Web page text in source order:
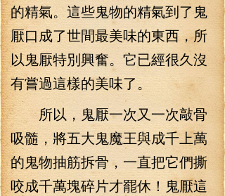
的精氣。這些鬼物的精氣到了鬼
厭口成了世間最美味的東西，所
以鬼厭特別興奮。它已經很久沒
有嘗過這樣的美味了。
所以，鬼厭一次又一次敲骨
吸髓，將五大鬼魔王與成千上萬
的鬼物抽筋拆骨，一直把它們撕
咬成千萬塊碎片才罷休！鬼厭這